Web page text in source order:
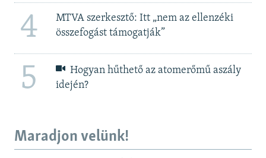
4
MTVA szerkesztő: Itt „nem az ellenzéki
összefogást támogatják”
5
Hogyan hűthető az atomerőmű aszály
idején?
Maradjon velünk!